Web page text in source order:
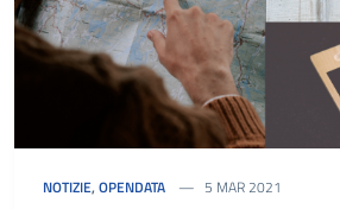
NOTIZIE, OPENDATA 5 MAR 2021